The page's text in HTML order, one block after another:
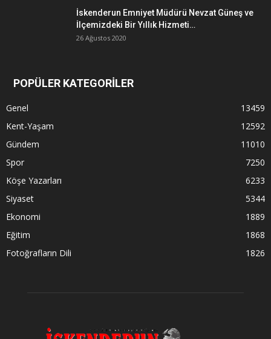
İskenderun Emniyet Müdürü Nevzat Güneş ve
İlçemizdeki Bir Yıllık Hizmeti…
26 Ağustos 2020
POPÜLER KATEGORİLER
Genel
13459
Kent-Yaşam
12592
Gündem
11010
Spor
7250
Köşe Yazarları
6233
Siyaset
5344
Ekonomi
1889
Eğitim
1868
Fotoğrafların Dili
1826